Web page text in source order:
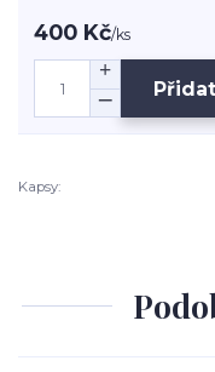
400 Kč/ks
Kapsy: